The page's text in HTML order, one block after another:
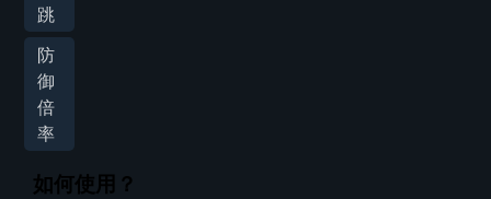
跳
防
御
倍
率
如何使用？